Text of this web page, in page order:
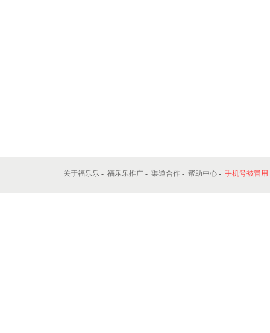
关于福乐乐 - 福乐乐推广 - 渠道合作 - 帮助中心 - 手机号被冒用